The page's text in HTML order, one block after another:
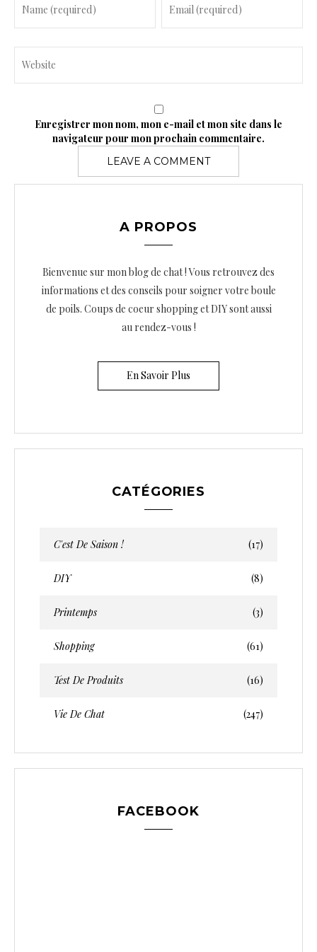
Enregistrer mon nom, mon e-mail et mon site dans le
navigateur pour mon prochain commentaire.
A PROPOS
Bienvenue sur mon blog de chat ! Vous retrouvez des
informations et des conseils pour soigner votre boule
de poils. Coups de coeur shopping et DIY sont aussi
au rendez-vous !
En Savoir Plus
CATÉGORIES
C'est De Saison ! (17)
DIY (8)
Printemps (3)
Shopping (61)
Test De Produits (16)
Vie De Chat (247)
FACEBOOK